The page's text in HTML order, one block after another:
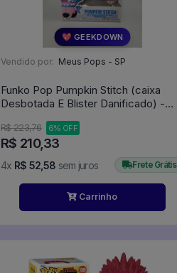
💖 GEEKDOWN
Vendido por: Meus Pops - SP
Funko Pop Pumpkin Stitch (caixa
Desbotada E Blister Danificado) -
R$ 223,76 6% OFF
R$ 210,33
4x R$ 52,58 sem juros Frete Grátis
Carrinho